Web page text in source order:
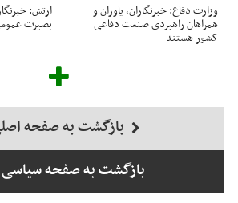
وزارت دفاع: خبرنگاران، یاوران و
همراهان راهبردی صنعت دفاعی
کشور هستند
ارتش:
بصیرت
بازگشت به صفحه
بازگشت به صفحه سیاسی